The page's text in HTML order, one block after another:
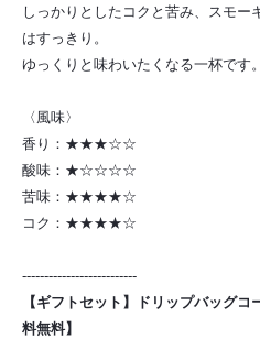
しっかりとしたコクと苦み、スモー
はすっきり。
ゆっくりと味わいたくなる一杯です。
〈風味〉
香り：★★★☆☆
酸味：★☆☆☆☆
苦味：★★★★☆
コク：★★★★☆
--------------------------
【ギフトセット】ドリップバッグ
料無料】